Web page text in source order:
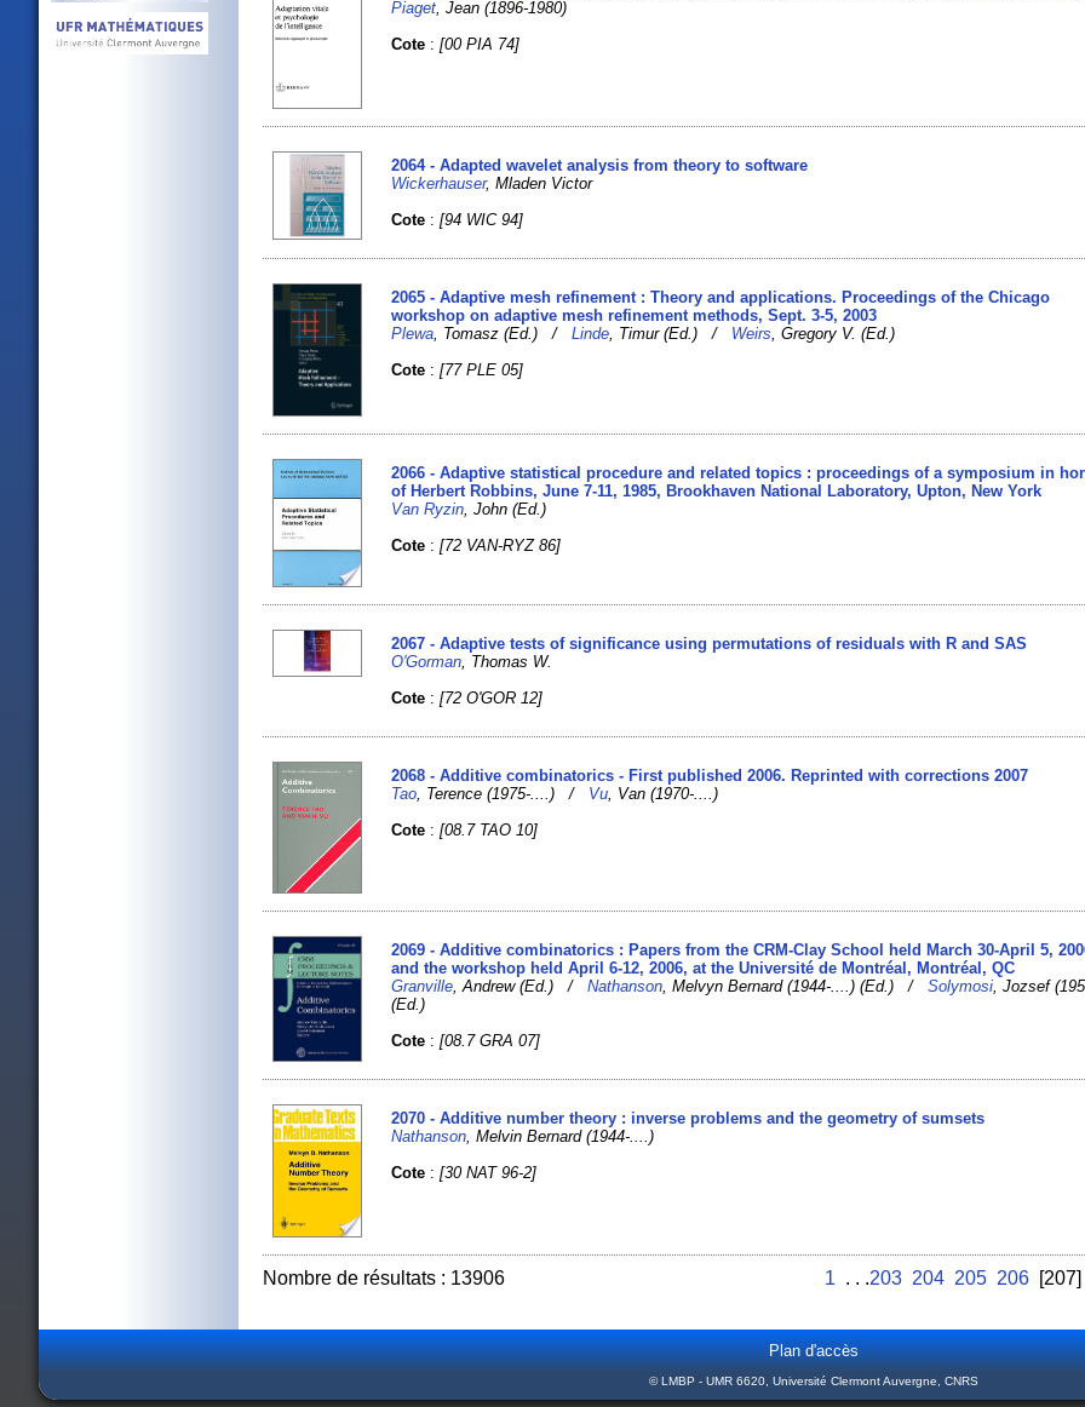
Piaget , Jean (1896-1980)
Cote :[00 PIA 74]
2064 - Adapted wavelet analysis from theory to software
Wickerhauser, Mladen Victor
Cote :[94 WIC 94]
2065 - Adaptive mesh refinement : Theory and applications. Proceedings of the Chicago
workshop on adaptive mesh refinement methods, Sept. 3-5, 2003
Plewa , Tomasz (Ed.) /Linde , Timur (Ed.) / Weirs , Gregory V. (Ed.)
Cote :[77 PLE 05]
2066 - Adaptive statistical procedure and related topics : proceedings of a symposium in
of Herbert Robbins, June 7-11, 1985, Brookhaven National Laboratory, Upton, New York
Van Ryzin, John (Ed.)
Cote :[72 VAN-RYZ 86]
2067 - Adaptive tests of significance using permutations of residuals with R and SAS
O'Gorman , Thomas W.
Cote :[72 O'GOR 12]
2068 - Additive combinatorics - First published 2006. Reprinted with corrections 2007
Tao , Terence (1975-....) / Vu , Van (1970-....)
Cote :[08.7 TAO 10]
2069 - Additive combinatorics : Papers from the CRM-Clay School held March 30-April 5,
and the workshop held April 6-12, 2006, at the Université de Montréal, Montréal, QC
Granville, Andrew (Ed.) /Nathanson, Melvyn Bernard (1944-....) (Ed.) /Solymosi, Jozsef
(Ed.)
Cote :[08.7 GRA 07]
2070 - Additive number theory : inverse problems and the geometry of sumsets
Nathanson, Melvin Bernard (1944-....)
Cote :[30 NAT 96-2]
Nombre de résultats : 13906 1 . . .203 204 205 206
Plan d'accès
© LMBP - UMR 6620, Université Clermont Auvergne, CNRS